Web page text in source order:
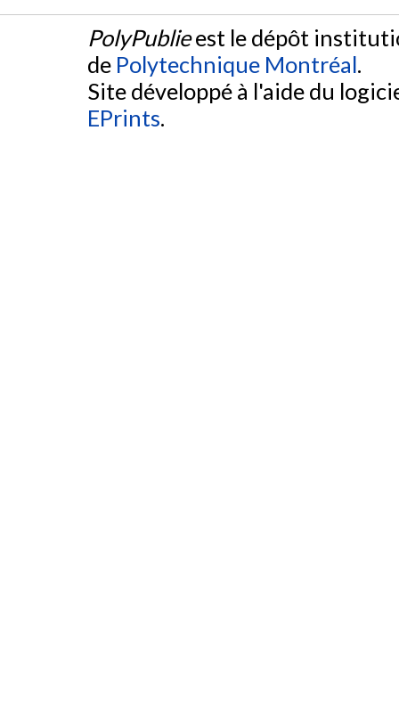
PolyPublieest le dépôt
de Polytechnique Montréal.
Site développé à l'aide du
EPrints.